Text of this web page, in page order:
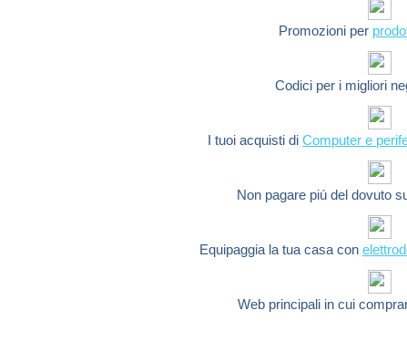
Promozioni per
Codici per i migliori
I tuoi acquisti diComputer e
Non pagare piú del dovuto
Equipaggia la tua casa con
Web principali in cui